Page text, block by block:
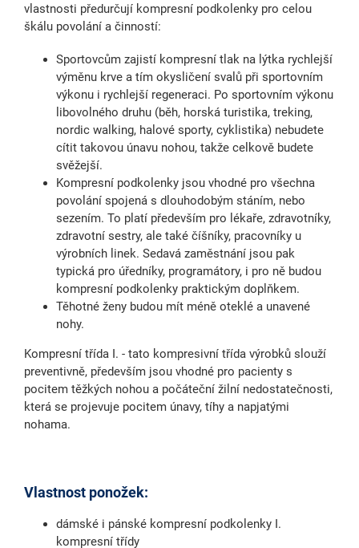
vlastnosti předurčují kompresní podkolenky pro celou
škálu povolání a činností:
Sportovcům zajistí kompresní tlak na lýtka rychlejší
výměnu krve a tím okysličení svalů při sportovním
výkonu i rychlejší regeneraci. Po sportovním výkonu
libovolného druhu (běh, horská turistika, treking,
nordic walking, halové sporty, cyklistika) nebudete
cítit takovou únavu nohou, takže celkově budete
svěžejší.
Kompresní podkolenky jsou vhodné pro všechna
povolání spojená s dlouhodobým stáním, nebo
sezením. To platí především pro lékaře, zdravotníky,
zdravotní sestry, ale také číšníky, pracovníky u
výrobních linek. Sedavá zaměstnání jsou pak
typická pro úředníky, programátory, i pro ně budou
kompresní podkolenky praktickým doplňkem.
Těhotné ženy budou mít méně oteklé a unavené
nohy.
Kompresní třída I. - tato kompresivní třída výrobků slouží
preventivně, především jsou vhodné pro pacienty s
pocitem těžkých nohou a počáteční žilní nedostatečnosti,
která se projevuje pocitem únavy, tíhy a napjatými
nohama.
Vlastnost ponožek:
dámské i pánské kompresní podkolenky I.
kompresní třídy